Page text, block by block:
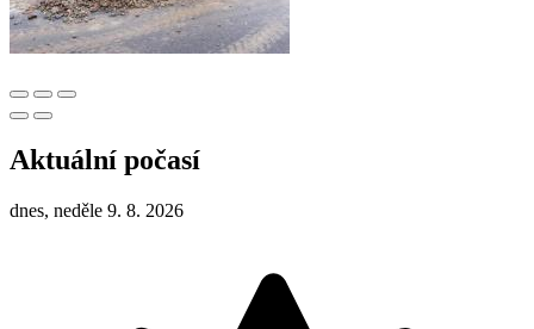
Aktuální počasí
dnes, neděle 9. 8. 2026